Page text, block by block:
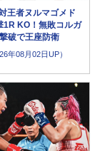
王者ヌルマゴメド
1R KO！無敗コルガ
破で王座防衛
年08月02日UP）